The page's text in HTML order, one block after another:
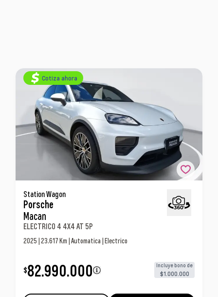
Cotiza ahora
Porsche Macan Electrico 4 4x4 At 5p Station
Wagon
Station Wagon
Porsche
Macan
ELECTRICO 4 4X4 AT 5P
2025 | 23.617 Km | Automatica | Electrico
$82.990.000 Incluye bono de
$1.000.000